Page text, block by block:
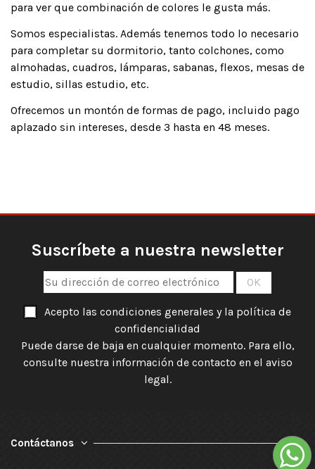
para ver que combinación de colores le gusta más.
Somos especialistas. Además tenemos todo lo necesario
para completar su dormitorio, tanto colchones, como
almohadas, cuadros, lámparas, sabanas, flexos, mesas de
estudio, sillas estudio, etc.
Ofrecemos un montón de formas de pago, incluido pago
aplazado sin intereses, desde 3 hasta en 48 meses.
Suscríbete a nuestra newsletter
Acepto las condiciones generales y la política de
confidencialidad
Puede darse de baja en cualquier momento. Para ello,
consulte nuestra información de contacto en el aviso
legal.
Contáctanos